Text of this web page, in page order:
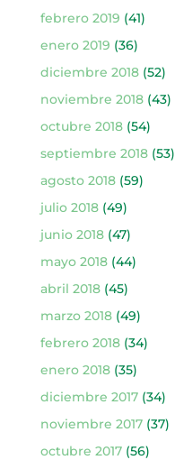
febrero 2019 (41)
enero 2019 (36)
diciembre 2018(52)
noviembre 2018(43)
octubre 2018(54)
septiembre 2018(53)
agosto 2018(59)
julio 2018(49)
junio 2018(47)
mayo 2018(44)
abril 2018(45)
marzo 2018(49)
febrero 2018(34)
enero 2018(35)
diciembre 2017(34)
noviembre 2017(37)
octubre 2017(56)